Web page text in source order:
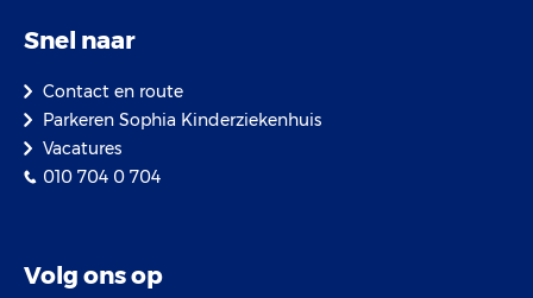
Snel naar
Contact en route
Parkeren Sophia Kinderziekenhuis
Vacatures
010 704 0 704
Volg ons op